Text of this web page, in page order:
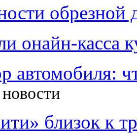
обрезной
онайн-касса
автомобиля:
близок к